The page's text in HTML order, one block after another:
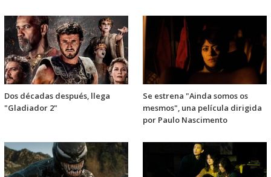
Dos décadas después, llega
"Gladiador 2"
Se estrena "Ainda somos os
mesmos", una película dirigida
por Paulo Nascimento